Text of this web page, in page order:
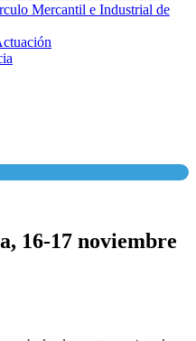
Mercantil e Industrial de
16-17 noviembre